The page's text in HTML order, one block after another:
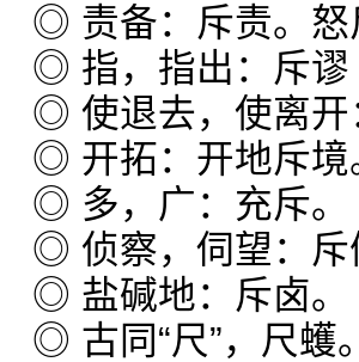
◎ 责备：斥责。怒
◎ 指，指出：斥谬
◎ 使退去，使离开
◎ 开拓：开地斥境
◎ 多，广：充斥。
◎ 侦察，伺望：斥
◎ 盐碱地：斥卤。
◎ 古同“尺”，尺蠖。